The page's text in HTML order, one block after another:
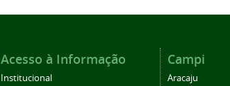
Acesso à Informação
Institucional
Campi
Aracaju